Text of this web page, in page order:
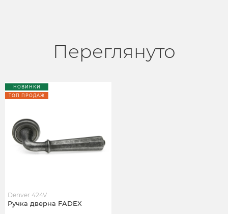
Переглянуто
НОВИНКИ
ТОП ПРОДАЖ
Ручка дверна FADEX
Denver 424V